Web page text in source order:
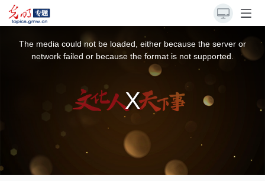
The media could not be loaded, either because the server or
network failed or because the format is not supported.